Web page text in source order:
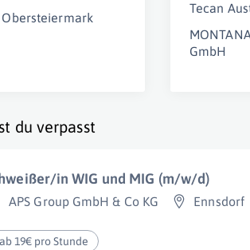
Tecan
GmbH
du verpasst
in WIG und MIG (m/w/d)
APS Group GmbH & Co KG Ennsdorf
ab 19€ pro Stunde